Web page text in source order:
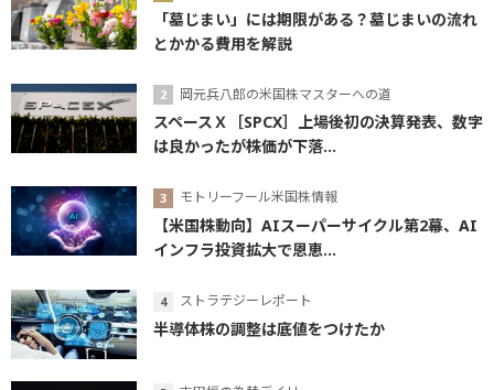
「墓じまい」には期限がある？墓じまいの流れ
とかかる費用を解説
岡元兵八郎の米国株マスターへの道
スペースＸ［SPCX］上場後初の決算発表、数字
は良かったが株価が下落...
モトリーフール米国株情報
【米国株動向】AIスーパーサイクル第2幕、AI
インフラ投資拡大で恩恵...
ストラテジーレポート
半導体株の調整は底値をつけたか